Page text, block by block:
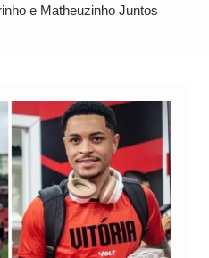
e Matheuzinho Juntos